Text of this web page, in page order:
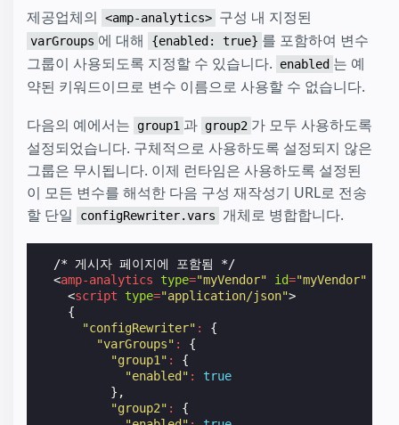
제공업체의 <amp-analytics> 구성 내 지정된
varGroups 에 대해 {enabled: true} 를 포함하여 변수
그룹이 사용되도록 지정할 수 있습니다.
enabled 는 예
약된 키워드이므로 변수 이름으로 사용할 수 없습니다.
다음의 예에서는
group1 과 group2 가 모두 사용하도록
설정되었습니다. 구체적으로 사용하도록 설정되지 않은
그룹은 무시됩니다. 이제 런타임은 사용하도록 설정된
이 모든 변수를 해석한 다음 구성 재작성기 URL로 전송
할 단일
configRewriter.vars 개체로 병합합니다.
  /* 게시자 페이지에 포함됨 */
<amp-analytics type="myVendor" id="myVendor"
<script type="application/json">
{
"configRewriter" :
{
"varGroups" :
{
"group1" :
{
"enabled" :
true
},
"group2" :
{